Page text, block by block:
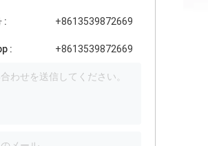
: +8613539872669
: +8613539872669